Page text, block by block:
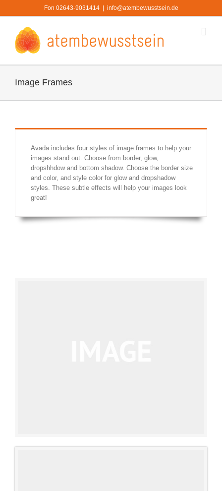
Inhalt
Fon 02643-9031414 info@atembewusstsein.de
Image Frames
Avada includes four styles of image frames to help your
images stand out. Choose from border, glow,
dropshhdow and bottom shadow. Choose the border size
and color, and style color for glow and dropshadow
styles. These subtle effects will help your images look
great!